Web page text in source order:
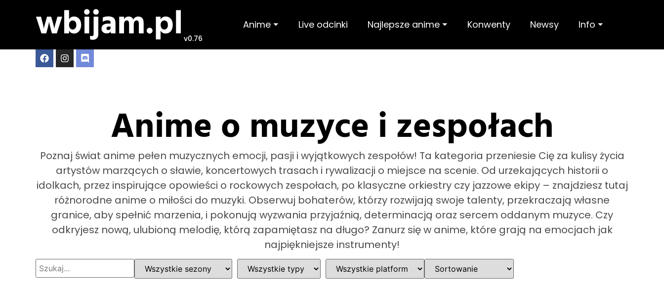
v0.76
Anime ⏷ Live odcinki Najlepsze anime ⏷ Konwenty Newsy Info ⏷
Anime o muzyce i zespołach
Poznaj świat anime pełen muzycznych emocji, pasji i wyjątkowych zespołów! Ta kategoria przeniesie Cię za kulisy życia
artystów marzących o sławie, koncertowych trasach i rywalizacji o miejsce na scenie. Od urzekających historii o
idolkach, przez inspirujące opowieści o rockowych zespołach, po klasyczne orkiestry czy jazzowe ekipy – znajdziesz tutaj
różnorodne anime o miłości do muzyki. Obserwuj bohaterów, którzy rozwijają swoje talenty, przekraczają własne
granice, aby spełnić marzenia, i pokonują wyzwania przyjaźnią, determinacją oraz sercem oddanym muzyce. Czy
odkryjesz nową, ulubioną melodię, którą zapamiętasz na długo? Zanurz się w anime, które grają na emocjach jak
najpiękniejsze instrumenty!